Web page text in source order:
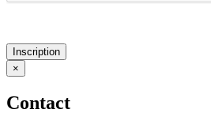
Inscription
×
Contact